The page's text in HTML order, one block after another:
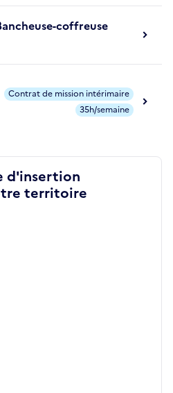
coffreuse
Contrat de mission intérimaire
35h/semaine
d'insertion
territoire